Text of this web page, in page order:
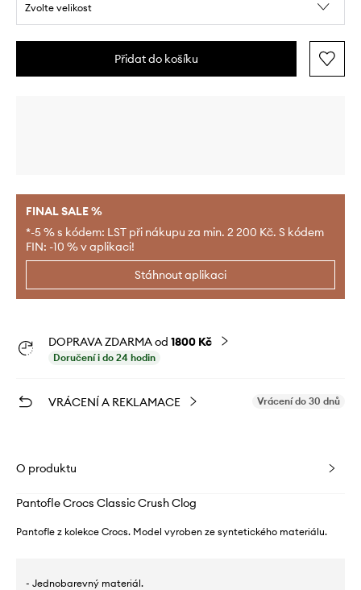
Zvolte velikost
Přidat do košíku
FINAL SALE %
*-5 % s kódem: LST při nákupu za min. 2 200 Kč. S kódem
FIN: -10 % v aplikaci!
Stáhnout aplikaci
DOPRAVA ZDARMA od 1800 Kč
Doručení i do 24 hodin
VRÁCENÍ A REKLAMACE Vrácení do 30 dnů
O produktu
Pantofle Crocs Classic Crush Clog
Pantofle z kolekce Crocs. Model vyroben ze syntetického materiálu.
- Jednobarevný materiál.